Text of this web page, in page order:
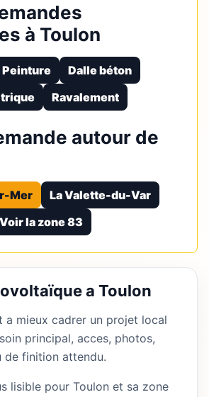
à Toulon
Peinture
Dalle béton
Ravalement
autour de
Mer
La Valette-du-Var
Voir la zone 83
a Toulon
a mieux cadrer un projet local
principal, acces, photos,
de finition attendu.
lisible pour Toulon et sa zone